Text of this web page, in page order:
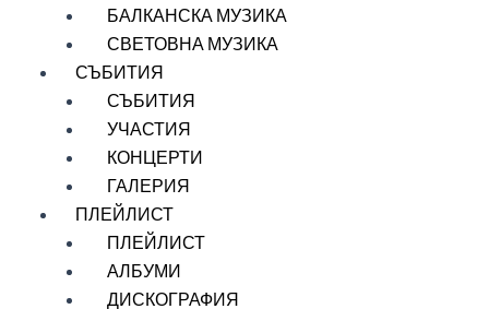
БАЛКАНСКА МУЗИКА
СВЕТОВНА МУЗИКА
СЪБИТИЯ
СЪБИТИЯ
УЧАСТИЯ
КОНЦЕРТИ
ГАЛЕРИЯ
ПЛЕЙЛИСТ
ПЛЕЙЛИСТ
АЛБУМИ
ДИСКОГРАФИЯ